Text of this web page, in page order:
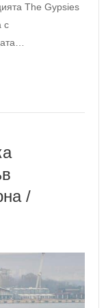
The Gypsies
с
/